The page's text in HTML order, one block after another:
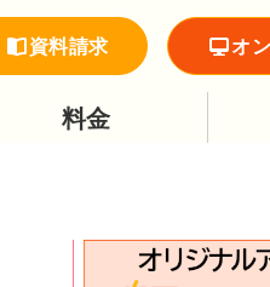
資料請求 オ
料金